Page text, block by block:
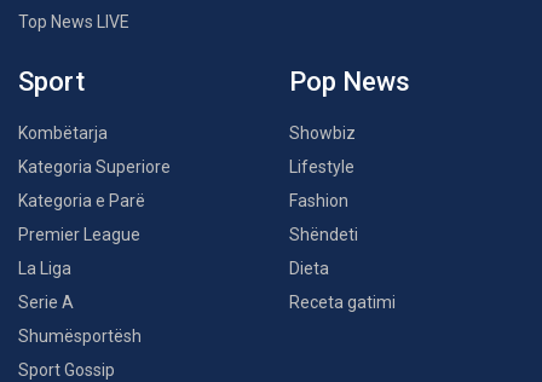
Top News LIVE
Sport
Kombëtarja
Kategoria Superiore
Kategoria e Parë
Premier League
La Liga
Serie A
Shumësportësh
Sport Gossip
Pop News
Showbiz
Lifestyle
Fashion
Shëndeti
Dieta
Receta gatimi